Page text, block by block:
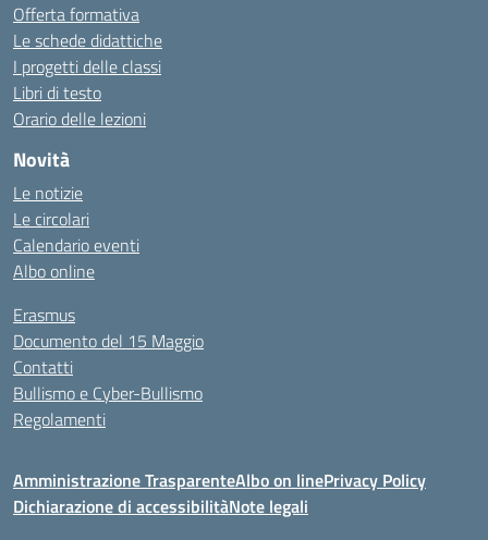
Offerta formativa
Le schede didattiche
I progetti delle classi
Libri di testo
Orario delle lezioni
Novità
Le notizie
Le circolari
Calendario eventi
Albo online
Erasmus
Documento del 15 Maggio
Contatti
Bullismo e Cyber-Bullismo
Regolamenti
Amministrazione TrasparenteAlbo on linePrivacy Policy
Dichiarazione di accessibilitàNote legali